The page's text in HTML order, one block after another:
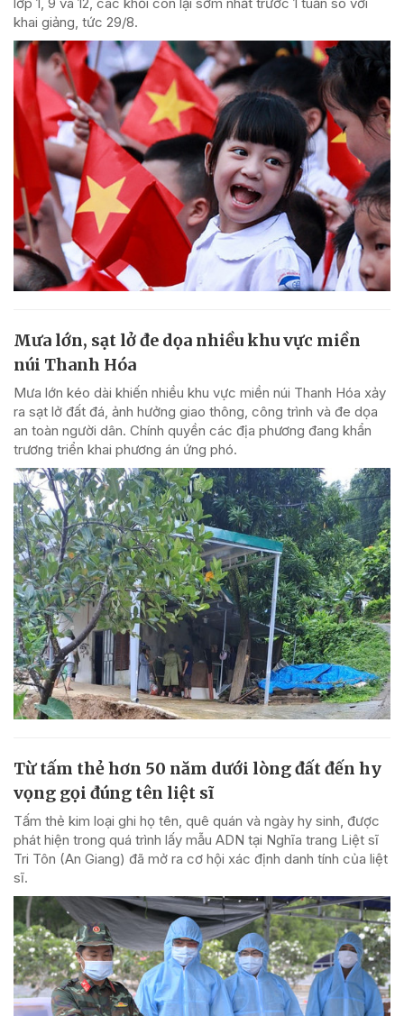
khai giảng, tức 29/8.
Mưa lớn, sạt lở đe dọa nhiều khu vực miền
núi Thanh Hóa
Mưa lớn kéo dài khiến nhiều khu vực miền núi Thanh Hóa xảy
ra sạt lở đất đá, ảnh hưởng giao thông, công trình và đe dọa
an toàn người dân. Chính quyền các địa phương đang khẩn
trương triển khai phương án ứng phó.
Từ tấm thẻ hơn 50 năm dưới lòng đất đến hy
vọng gọi đúng tên liệt sĩ
Tấm thẻ kim loại ghi họ tên, quê quán và ngày hy sinh, được
phát hiện trong quá trình lấy mẫu ADN tại Nghĩa trang Liệt sĩ
Tri Tôn (An Giang) đã mở ra cơ hội xác định danh tính của liệt
sĩ.